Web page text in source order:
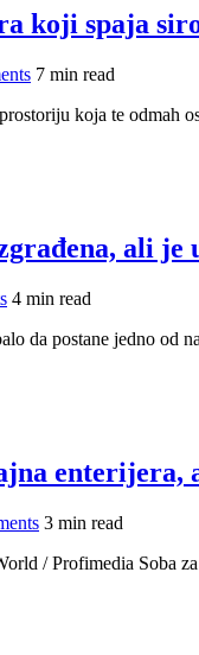
koji spaja
7 min read
koja te odmah
ali je
4 min read
da postane jedno od
enterijera,
3 min read
/ Profimedia Soba